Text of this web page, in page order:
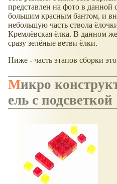
представлен на фото в данной
большим красным бантом, и
небольшую часть ствола
Кремлёвская ёлка. В данном
сразу зелёные ветви ёлки.
Ниже - часть этапов сборки
Микро конструктор - новогодняя
ель с подсветкой